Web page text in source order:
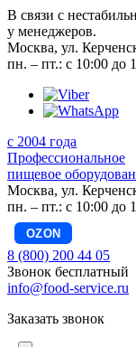
В связи с
у менеджеров.
Москва, ул.
пн. – пт.: с 10:00 до
с 2004 года
Профессиональное
пищевое
Москва, ул.
пн. – пт.: с 10:00 до
OZON
8 (800) 200 44 05
Звонок бесплатный
info@food-service.ru
Заказать звонок